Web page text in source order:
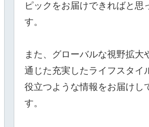
ピックをお届けできればと思
す。
また、グローバルな視野拡大
通じた充実したライフスタイ
役立つような情報をお届けし
す。